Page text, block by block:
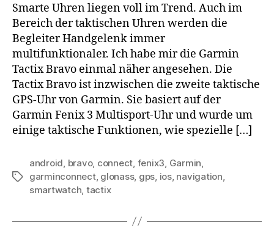
Smarte Uhren liegen voll im Trend. Auch im
Bereich der taktischen Uhren werden die
Begleiter Handgelenk immer
multifunktionaler. Ich habe mir die Garmin
Tactix Bravo einmal näher angesehen. Die
Tactix Bravo ist inzwischen die zweite taktische
GPS-Uhr von Garmin. Sie basiert auf der
Garmin Fenix 3 Multisport-Uhr und wurde um
einige taktische Funktionen, wie spezielle […]
Schlagwörter
android, bravo, connect, fenix3, Garmin,
garminconnect, glonass, gps, ios, navigation,
smartwatch, tactix